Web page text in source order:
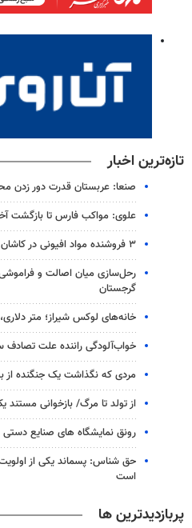
تازه‌ترین اخبار
صنعا: عربستان قدرت دور زدن
علوی: مواکب فارس تا بازگشت
۳ فروشنده مواد افیونی در کاشان دستگیر شدند
رحل‌سازی میان اصالت و
گرجستان
خانه‌های لوکس شیراز؛ متر
خواب‌آلودگی راننده علت تصادف سمند در
مردی که نگذاشت یک جنگنده از
از تولد تا مرگ/ بازخوانی
رونق نمایشگاه های صنایع دستی
حق شناس: پسماند یکی از
است
پربازدیدترین ها